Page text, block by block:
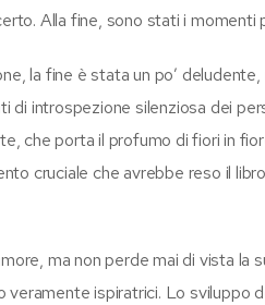
Alla fine, sono stati i momenti
la fine è stata un po’
di introspezione silenziosa dei
che porta il profumo di fiori in
cruciale che avrebbe reso il
ma non perde mai di vista
ispiratrici. Lo sviluppo